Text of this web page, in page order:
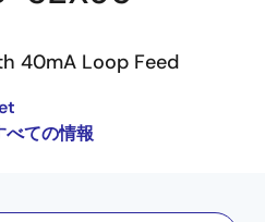
40mA Loop Feed
ての情報